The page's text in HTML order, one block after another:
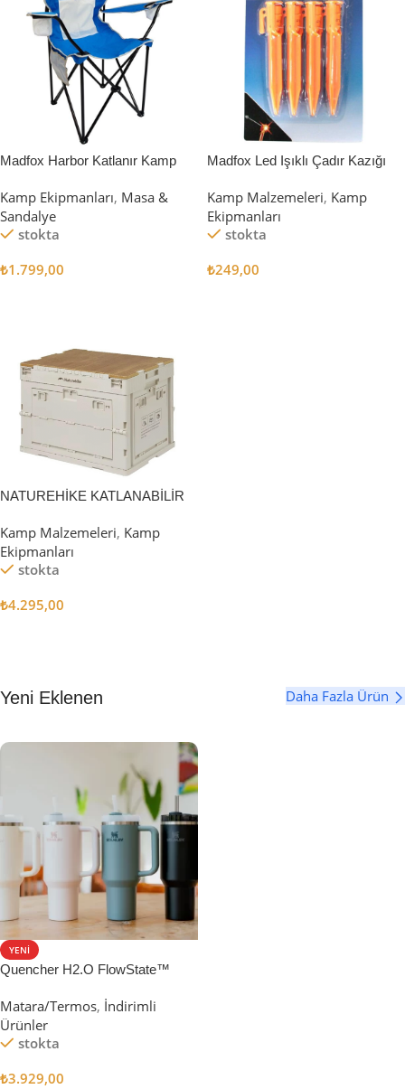
Madfox Harbor Katlanır Kamp
Kamp Ekipmanları, Masa &
Sandalye
stokta
₺1.799,00
Madfox Led Işıklı Çadır Kazığı
Kamp Malzemeleri, Kamp
Ekipmanları
stokta
₺249,00
NATUREHİKE KATLANABİLİR
Kamp Malzemeleri, Kamp
Ekipmanları
stokta
₺4.295,00
Yeni Eklenen Daha Fazla Ürün
YENI
Quencher H2.O FlowState™
Matara/Termos, İndirimli
Ürünler
stokta
₺3.929,00